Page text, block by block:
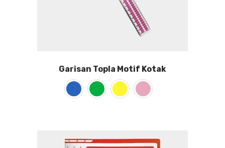
Garisan Topla Motif Kotak